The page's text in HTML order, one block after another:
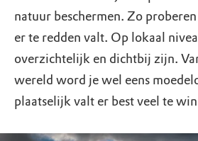
natuur beschermen. Zo
er te redden valt. Op lokaal
overzichtelijk en dichtbij zijn.
wereld word je wel eens
plaatselijk valt er best veel te